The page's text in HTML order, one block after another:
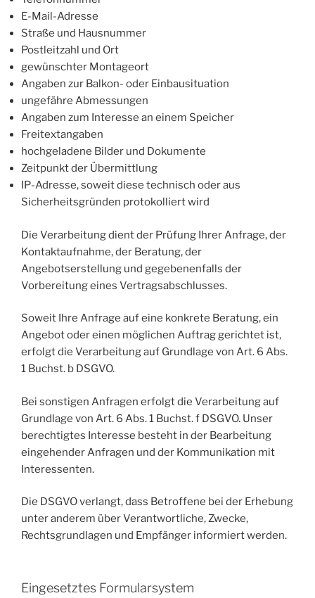
E-Mail-Adresse
Straße und Hausnummer
Postleitzahl und Ort
gewünschter Montageort
Angaben zur Balkon- oder Einbausituation
ungefähre Abmessungen
Angaben zum Interesse an einem Speicher
Freitextangaben
hochgeladene Bilder und Dokumente
Zeitpunkt der Übermittlung
IP-Adresse, soweit diese technisch oder aus
Sicherheitsgründen protokolliert wird
Die Verarbeitung dient der Prüfung Ihrer Anfrage, der
Kontaktaufnahme, der Beratung, der
Angebotserstellung und gegebenenfalls der
Vorbereitung eines Vertragsabschlusses.
Soweit Ihre Anfrage auf eine konkrete Beratung, ein
Angebot oder einen möglichen Auftrag gerichtet ist,
erfolgt die Verarbeitung auf Grundlage von Art. 6 Abs.
1 Buchst. b DSGVO.
Bei sonstigen Anfragen erfolgt die Verarbeitung auf
Grundlage von Art. 6 Abs. 1 Buchst. f DSGVO. Unser
berechtigtes Interesse besteht in der Bearbeitung
eingehender Anfragen und der Kommunikation mit
Interessenten.
Die DSGVO verlangt, dass Betroffene bei der Erhebung
unter anderem über Verantwortliche, Zwecke,
Rechtsgrundlagen und Empfänger informiert werden.
Eingesetztes Formularsystem